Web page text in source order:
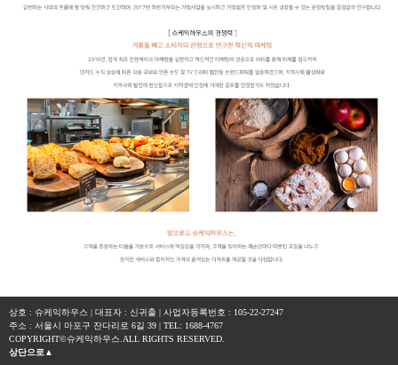
상호 : 슈케익하우스 | 대표자 : 신귀출 | 사업자등록번호 : 105-22-27247
주소 : 서울시 마포구 잔다리로 6길 39 | TEL: 1688-4767
COPYRIGHT©슈케익하우스.ALL RIGHTS RESERVED.
상단으로▲